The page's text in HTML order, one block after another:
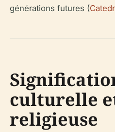
générations futures (
culturelle
religieuse